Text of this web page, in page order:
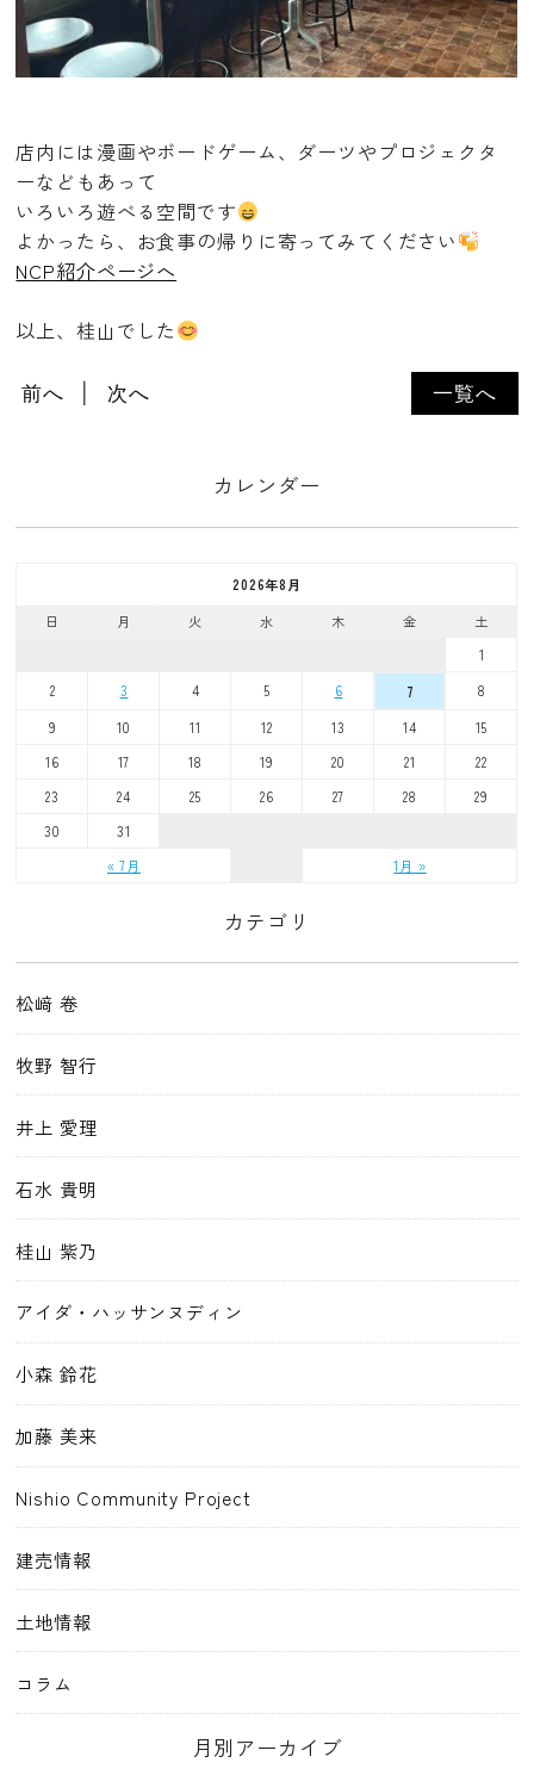
店内には漫画やボードゲーム、ダーツやプロジェクタ
ーなどもあって
いろいろ遊べる空間です
よかったら、お食事の帰りに寄ってみてください
NCP紹介ページへ
以上、桂山でした
一覧へ
前へ 次へ
カレンダー
2026年8月
日
月 火 水 木 金 土
« 7月 1月 »
1
2
3 4 5 6 7
8
9
10 11 12 13 14
15
16
17 18 19 20 21
22
23
24 25 26 27 28
29
30
31
カテゴリ
松﨑 卷
牧野 智行
井上 愛理
石水 貴明
桂山 紫乃
アイダ・ハッサンヌディン
小森 鈴花
加藤 美来
Nishio Community Project
建売情報
土地情報
コラム
月別アーカイブ